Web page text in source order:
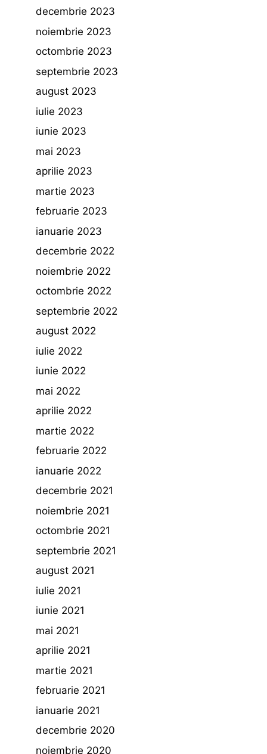
decembrie 2023
noiembrie 2023
octombrie 2023
septembrie 2023
august 2023
iulie 2023
iunie 2023
mai 2023
aprilie 2023
martie 2023
februarie 2023
ianuarie 2023
decembrie 2022
noiembrie 2022
octombrie 2022
septembrie 2022
august 2022
iulie 2022
iunie 2022
mai 2022
aprilie 2022
martie 2022
februarie 2022
ianuarie 2022
decembrie 2021
noiembrie 2021
octombrie 2021
septembrie 2021
august 2021
iulie 2021
iunie 2021
mai 2021
aprilie 2021
martie 2021
februarie 2021
ianuarie 2021
decembrie 2020
noiembrie 2020